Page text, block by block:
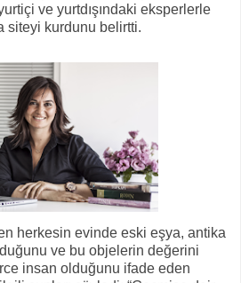
ve yurtdışındaki eksperlerle
siteyi kurdunu belirtti.
herkesin evinde eski eşya, antika
ve bu objelerin değerini
insan olduğunu ifade eden